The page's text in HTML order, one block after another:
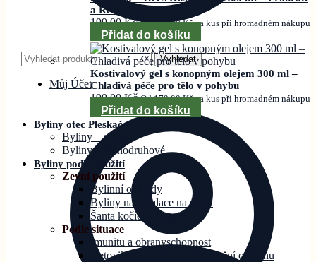
Hledat: Vyhledat
Můj Účet
a Relaxace
199,00Kč Od179,00Kčza kus při hromadném nákupu
Přidat do košíku
Kostivalový gel s konopným olejem 300 ml –
Chladivá péče pro tělo v pohybu
199,00Kč Od179,00Kčza kus při hromadném nákupu
Přidat do košíku
Byliny otec Pleskač
Byliny – směsi
Byliny – jednodruhové
Byliny podle použití
Zevní použití
Bylinní obklady
Byliny na inhalace na rýmu
Šanta kočičí – Catnip
Podle situace
Imunitu a obranyschopnost
Detoxikaci, očistu a antioxidační ochranu